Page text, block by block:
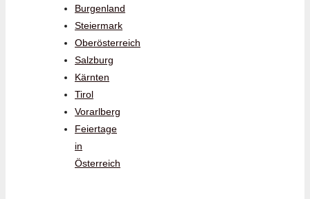
Burgenland
Steiermark
Oberösterreich
Salzburg
Kärnten
Tirol
Vorarlberg
Feiertage
in
Österreich